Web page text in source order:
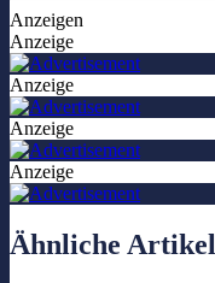
Anzeigen
Anzeige
Anzeige
Anzeige
Anzeige
Ähnliche Artikel